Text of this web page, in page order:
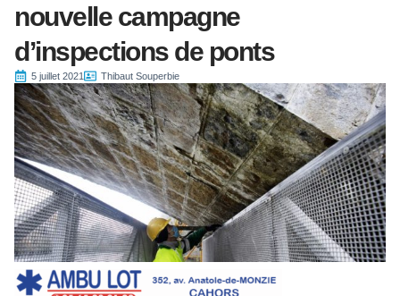
nouvelle campagne
d’inspections de ponts
5 juillet 2021 Thibaut Souperbie